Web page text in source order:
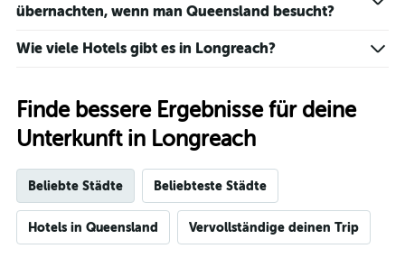
übernachten, wenn man Queensland besucht?
Wie viele Hotels gibt es in Longreach?
Finde bessere Ergebnisse für deine
Unterkunft in Longreach
Beliebte Städte Beliebteste Städte
Hotels in Queensland Vervollständige deinen Trip